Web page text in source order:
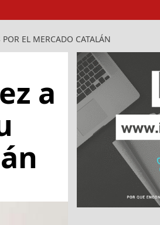
EL MERCADO CATALÁN
a